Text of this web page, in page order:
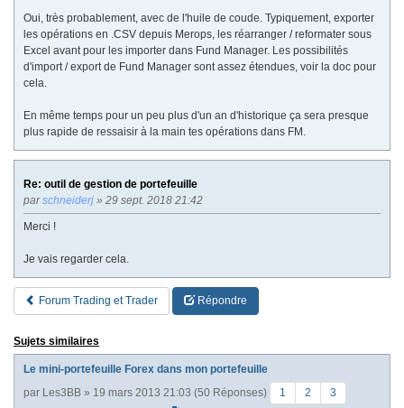
Oui, très probablement, avec de l'huile de coude. Typiquement, exporter
les opérations en .CSV depuis Merops, les réarranger / reformater sous
Excel avant pour les importer dans Fund Manager. Les possibilités
d'import / export de Fund Manager sont assez étendues, voir la doc pour
cela.
En même temps pour un peu plus d'un an d'historique ça sera presque
plus rapide de ressaisir à la main tes opérations dans FM.
Re: outil de gestion de portefeuille
parschneiderj » 29 sept. 2018 21:42
Merci !
Je vais regarder cela.
Forum Trading et Trader Répondre
Sujets similaires
Le mini-portefeuille Forex dans mon portefeuille
par Les3BB » 19 mars 2013 21:03 (50 Réponses) 1 2
3